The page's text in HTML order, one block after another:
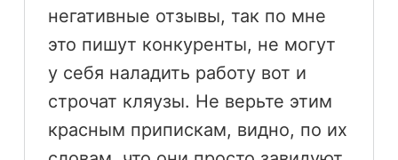
негативные отзывы, так по мне
это пишут конкуренты, не могут
у себя наладить работу вот и
строчат кляузы. Не верьте этим
красным припискам, видно, по их